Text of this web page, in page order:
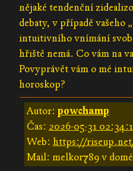
nějaké tendenční
debaty, v případě vašeho
intuitivního vnímání
hřiště nemá. Co vám na
Povyprávět vám o mé
horoskop?
Autor: powchamp
Čas: 2026-05-31
Web: https://
Mail: melkor789 v